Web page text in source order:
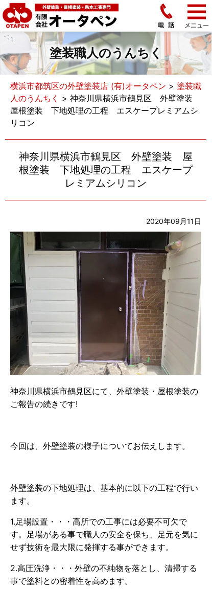
塗装職人のうんちく
横浜市都筑区の外壁塗装店 (有)オータペン > 塗装職
人のうんちく > 神奈川県横浜市鶴見区 外壁塗装
屋根塗装 下地処理の工程 エスケープレミアムシ
リコン
神奈川県横浜市鶴見区 外壁塗装 屋
根塗装 下地処理の工程 エスケープ
レミアムシリコン
2020年09月11日
神奈川県横浜市鶴見区にて、外壁塗装・屋根塗装の
ご報告の続きです!
今回は、外壁塗装の様子についてお伝えします。
外壁塗装の下地処理は、基本的に以下の工程で行い
ます。
1.足場設置・・・高所での工事には必要不可欠で
す。足場がある事で職人の安全を保ち、足元を気に
せず技術を最大限に発揮する事ができます。
2.高圧洗浄・・・外壁の不純物を落とし、清掃する
事で塗料との密着性を高めます。